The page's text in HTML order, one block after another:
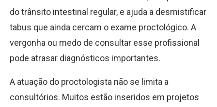
do trânsito intestinal regular, e ajuda a desmistificar
tabus que ainda cercam o exame proctológico. A
vergonha ou medo de consultar esse profissional
pode atrasar diagnósticos importantes.
A atuação do proctologista não se limita a
consultórios. Muitos estão inseridos em projetos